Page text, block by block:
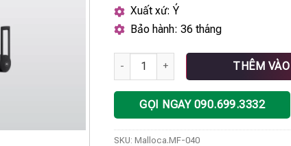
Xuất xứ: Ý
Bảo hành: 36 tháng
Vòi rửa Malloca MF-040 số lượng
THÊM
GỌI NGAY 090.699.3332
SKU:Malloca.MF-040